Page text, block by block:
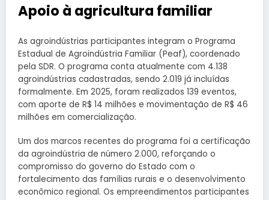
Apoio à agricultura familiar
As agroindústrias participantes integram o Programa
Estadual de Agroindústria Familiar (Peaf), coordenado
pela SDR. O programa conta atualmente com 4.138
agroindústrias cadastradas, sendo 2.019 já incluídas
formalmente. Em 2025, foram realizados 139 eventos,
com aporte de R$ 14 milhões e movimentação de R$ 46
milhões em comercialização.
Um dos marcos recentes do programa foi a certificação
da agroindústria de número 2.000, reforçando o
compromisso do governo do Estado com o
fortalecimento das famílias rurais e o desenvolvimento
econômico regional. Os empreendimentos participantes